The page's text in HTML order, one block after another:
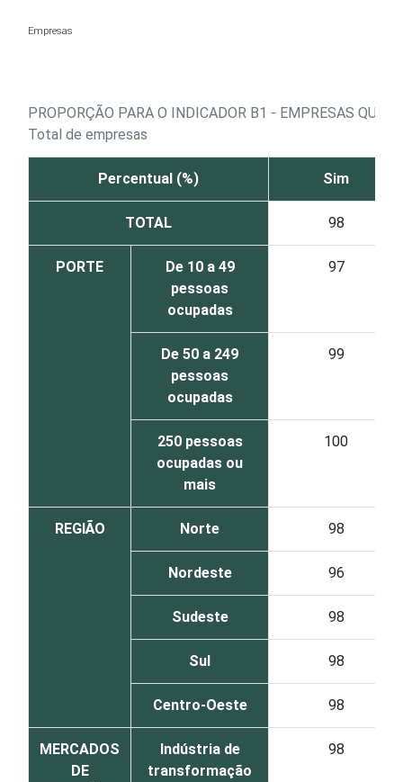
Empresas
PROPORÇÃO PARA O INDICADOR B1 - EMPRESAS QUE
Total de empresas
Percentual (%) Sim
TOTAL 98
PORTE
De 10 a 49
pessoas
ocupadas
97
De 50 a 249
pessoas
ocupadas
99
250 pessoas
ocupadas ou
mais
100
REGIÃO Norte 98
Nordeste 96
Sudeste 98
Sul 98
Centro-Oeste 98
MERCADOS
DE
Indústria de
transformação
98